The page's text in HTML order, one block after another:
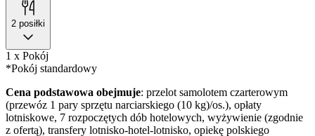
2 posiłki
1 x Pokój
*Pokój standardowy
Cena podstawowa obejmuje: przelot samolotem czarterowym
(przewóz 1 pary sprzętu narciarskiego (10 kg)/os.), opłaty
lotniskowe, 7 rozpoczętych dób hotelowych, wyżywienie (zgodnie
z ofertą), transfery lotnisko-hotel-lotnisko, opiekę polskiego